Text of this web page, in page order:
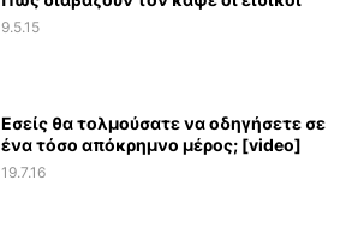
9.5.15
Εσείς θα τολμούσατε να οδηγήσετε σε
ένα τόσο απόκρημνο μέρος; [video]
19.7.16